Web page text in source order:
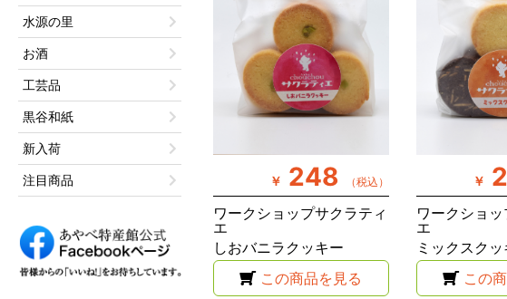
￥ 248 （税込）
ワークショップサクラティ
エ
しおバニラクッキー
この商品を見る
￥
ワークショ
エ
ミックスク
この
水源の里
お酒
工芸品
黒谷和紙
新入荷
注目商品